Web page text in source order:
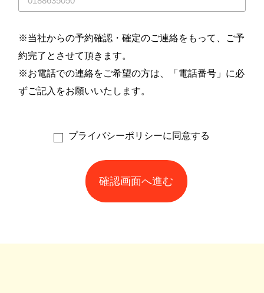
※当社からの予約確認・確定のご連絡をもって、ご予
約完了とさせて頂きます。
※お電話での連絡をご希望の方は、「電話番号」に必
ずご記入をお願いいたします。
プライバシーポリシーに同意する